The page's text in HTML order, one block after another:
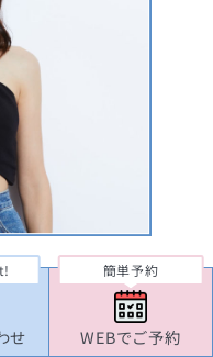
せ
簡単予約
WEBでご予約
ターはどこを